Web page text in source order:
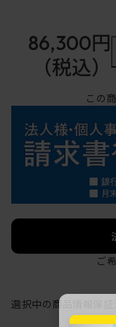
86,300円
（税込）
この
ご
選択中の商品情報